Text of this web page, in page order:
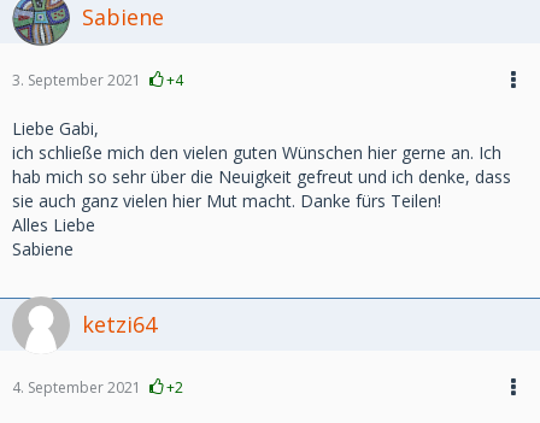
Sabiene
3. September 2021 +4
Liebe Gabi,
ich schließe mich den vielen guten Wünschen hier gerne an. Ich
hab mich so sehr über die Neuigkeit gefreut und ich denke, dass
sie auch ganz vielen hier Mut macht. Danke fürs Teilen!
Alles Liebe
Sabiene
ketzi64
4. September 2021 +2